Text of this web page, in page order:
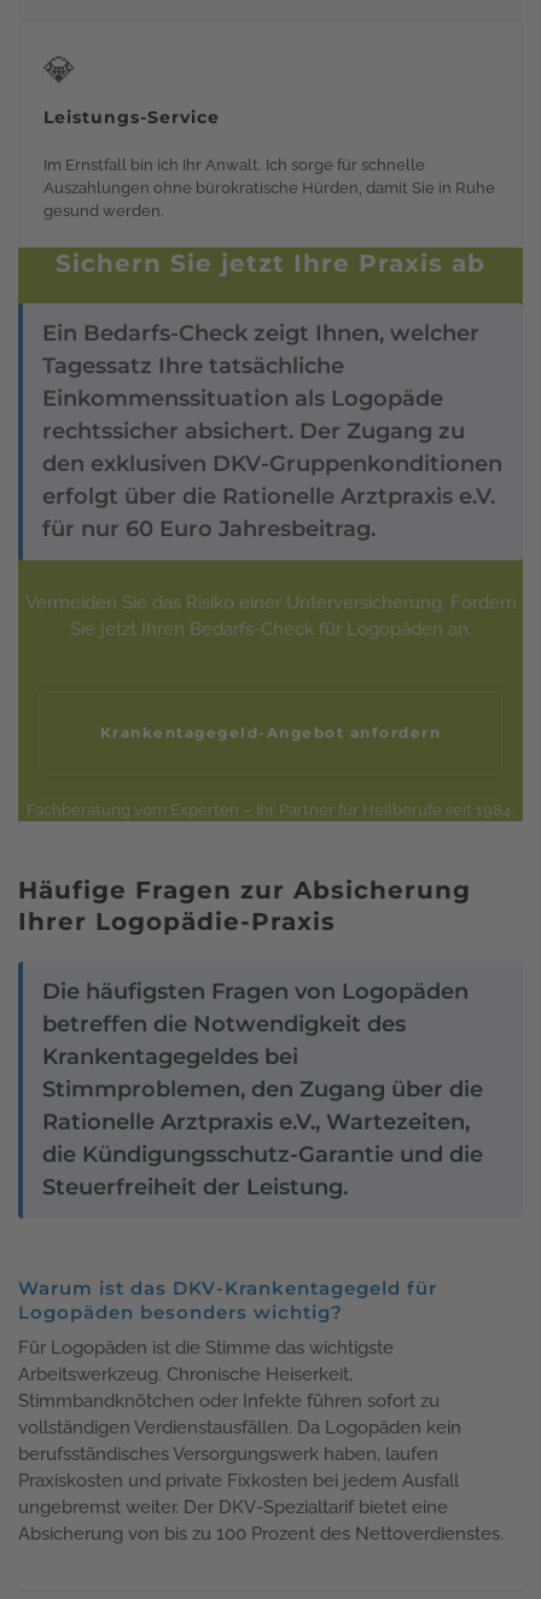
💎
Leistungs-Service
Im Ernstfall bin ich Ihr Anwalt. Ich sorge für schnelle
Auszahlungen ohne bürokratische Hürden, damit Sie in Ruhe
gesund werden.
Sichern Sie jetzt Ihre Praxis ab
Ein Bedarfs-Check zeigt Ihnen, welcher
Tagessatz Ihre tatsächliche
Einkommenssituation als Logopäde
rechtssicher absichert. Der Zugang zu
den exklusiven DKV-Gruppenkonditionen
erfolgt über die Rationelle Arztpraxis e.V.
für nur 60 Euro Jahresbeitrag.
Vermeiden Sie das Risiko einer Unterversicherung. Fordern
Sie jetzt Ihren Bedarfs-Check für Logopäden an.
Krankentagegeld-Angebot anfordern
Fachberatung vom Experten – Ihr Partner für Heilberufe seit 1984.
Häufige Fragen zur Absicherung
Ihrer Logopädie-Praxis
Die häufigsten Fragen von Logopäden
betreffen die Notwendigkeit des
Krankentagegeldes bei
Stimmproblemen, den Zugang über die
Rationelle Arztpraxis e.V., Wartezeiten,
die Kündigungsschutz-Garantie und die
Steuerfreiheit der Leistung.
Warum ist das DKV-Krankentagegeld für
Logopäden besonders wichtig?
Für Logopäden ist die Stimme das wichtigste
Arbeitswerkzeug. Chronische Heiserkeit,
Stimmbandknötchen oder Infekte führen sofort zu
vollständigen Verdienstausfällen. Da Logopäden kein
berufsständisches Versorgungswerk haben, laufen
Praxiskosten und private Fixkosten bei jedem Ausfall
ungebremst weiter. Der DKV-Spezialtarif bietet eine
Absicherung von bis zu 100 Prozent des Nettoverdienstes.